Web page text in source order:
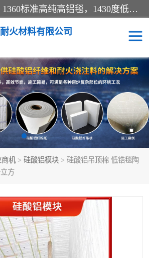
1260卷毡针刺毯，1360标准高纯高铝毯，1430度低锆锆铝含锆毯，普通挡渣棉卷毡，防火纸、挡火板、隔热垫片模块、棉块、折叠块、散棉高温固化剂价格规格密度多少钱图片视频立方平米参数指标
火材料有限公司
商机 > 硅酸铝模块 > 硅酸铝吊顶棉 低锆毯陶
方
硅酸铝纤维纸
高铝毯
硅酸铝折叠块
硅酸铝纤维毯
硅酸铝模块
硅酸铝板